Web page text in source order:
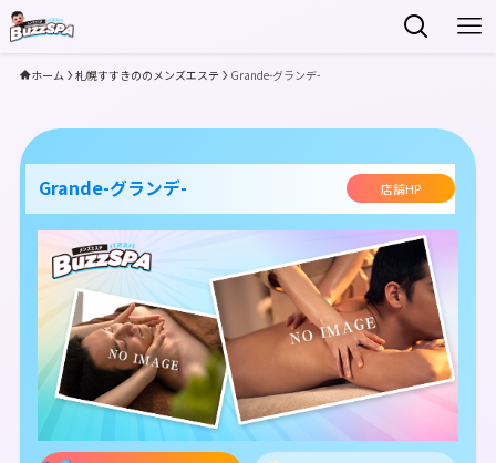
ホーム 札幌すすきののメンズエステ Grande-グランデ-
Grande-グランデ- 店舗HP